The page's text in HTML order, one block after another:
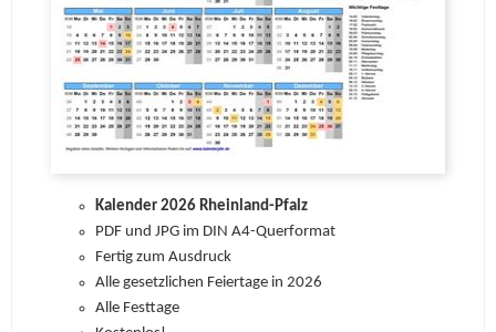
Kalender 2026 Rheinland-Pfalz
PDF und JPG im DIN A4-Querformat
Fertig zum Ausdruck
Alle gesetzlichen Feiertage in 2026
Alle Festtage